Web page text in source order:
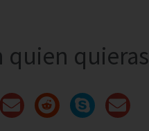
quien quieras